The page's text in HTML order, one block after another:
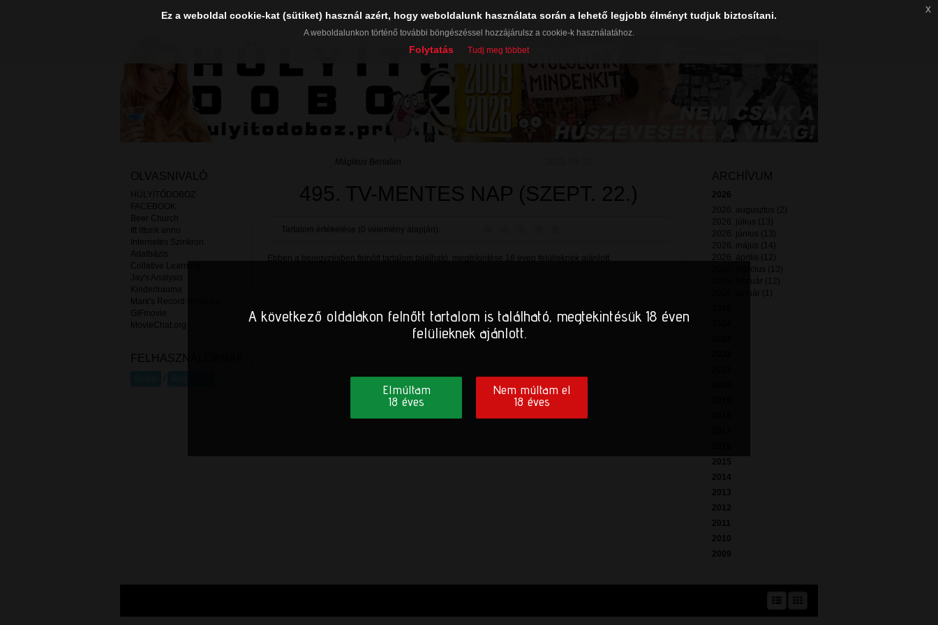
Mágikus Bertalan
495. TV-MENTES NAP (SZEPT. 22.)
Tartalom értékelése (0 vélemény alapján):
Ebben a bejegyzésben felnőtt tartalom található, megtekintése 18 éven felülieknek ajánlott.
OLVASNIVALÓ
HÜLYÍTŐDOBOZ
FACEBOOK
Beer Church
Itt ittunk anno
Internetes Szinkron
Adatbázis
Collative Learning
Jay's Analysis
Kindertrauma
Mark's Record Reviews
GIFmovie
MovieChat.org
FELHASZNÁLÓKNAK
ARCHÍVUM
2026
2026. augusztus (2)
2026. július (13)
2026. június (13)
2026. május (14)
2026. április (12)
2026. március (13)
2026. február (12)
2026. január (1)
2015
2014
2013
2012
2011
2010
2009
A következő oldalakon felnőtt tartalom is található, megtekintésük 18 éven
felülieknek ajánlott.
Elmúltam
18 éves
Nem múltam el
18 éves
Ez a weboldal cookie-kat (sütiket) használ azért, hogy weboldalunk használata során a lehető legjobb élményt tudjuk biztosítani.
A weboldalunkon történő további böngészéssel hozzájárulsz a cookie-k használatához.
Folytatás Tudj meg többet
x